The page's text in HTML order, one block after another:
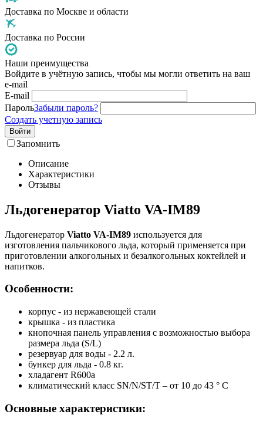
Доставка по Москве и области
Доставка по России
Наши преимущества
Войдите в учётную запись, чтобы мы могли ответить на ваш
e-mail
E-mail
ПарольЗабыли пароль?
Создать учетную запись
Войти
Запомнить
Описание
Характеристики
Отзывы
Льдогенератор Viatto VA-IM89
Льдогенератор Viatto VA-IM89 используется для
изготовления пальчикового льда, который применяется при
приготовлении алкогольных и безалкогольных коктейлей и
напитков.
Особенности:
корпус - из нержавеющей стали
крышка - из пластика
кнопочная панель управления с возможностью выбора
размера льда (S/L)
резервуар для воды - 2.2 л.
бункер для льда - 0.8 кг.
хладагент R600a
климатический класс SN/N/ST/T – от 10 до 43 ° С
Основные характеристики: